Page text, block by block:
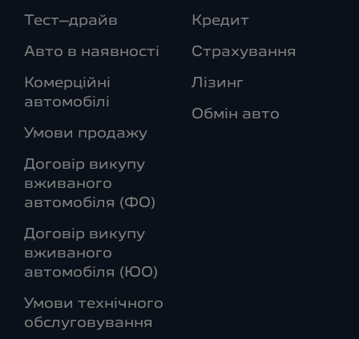
Тест–драйв
Авто в наявності
Комерційні
автомобілі
Умови продажу
Договір викупу
вживаного
автомобіля (ФО)
Договір викупу
вживаного
автомобіля (ЮО)
Умови технічного
обслуговування
Кредит
Страхування
Лізинг
Обмін авто